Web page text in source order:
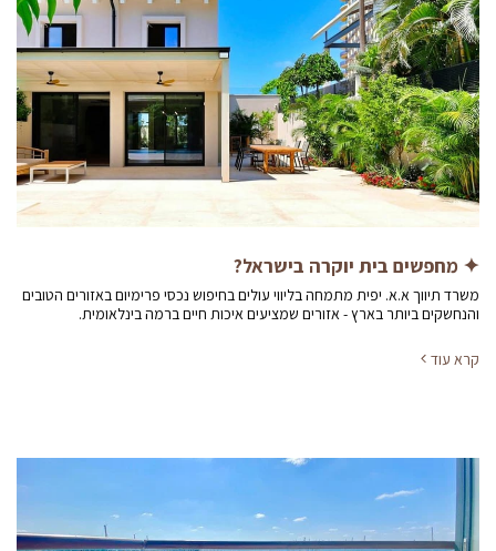
✦ מחפשים בית יוקרה בישראל?
משרד תיווך א.א. יפית מתמחה בליווי עולים בחיפוש נכסי פרימיום באזורים הטובים
והנחשקים ביותר בארץ - אזורים שמציעים איכות חיים ברמה בינלאומית.
קרא עוד